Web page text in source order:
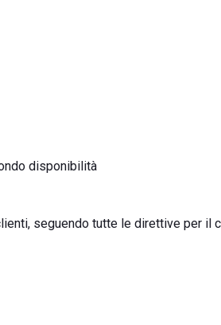
disponibilità
seguendo tutte le direttive per il